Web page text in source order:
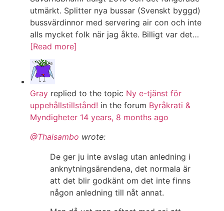
utmärkt. Splitter nya bussar (Svenskt byggd)
bussvärdinnor med servering air con och inte
alls mycket folk när jag åkte. Billigt var det…
[Read more]
Gray replied to the topic Ny e-tjänst för
uppehållstillstånd! in the forum Byråkrati &
Myndigheter 14 years, 8 months ago
@Thaisambo wrote:
De ger ju inte avslag utan anledning i
anknytningsärendena, det normala är
att det blir godkänt om det inte finns
någon anledning till nåt annat.